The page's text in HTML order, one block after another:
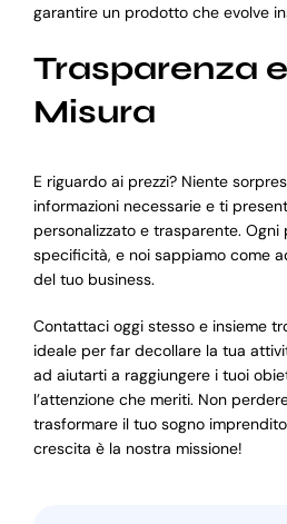
garantire un prodotto che evolve
Trasparenza
Misura
E riguardo ai prezzi? Niente
informazioni necessarie e ti
personalizzato e trasparente.
specificità, e noi sappiamo come
del tuo business.
Contattaci oggi stesso e insieme
ideale per far decollare la tua
ad aiutarti a raggiungere i tuoi
l’attenzione che meriti. Non
trasformare il tuo sogno
crescita è la nostra missione!